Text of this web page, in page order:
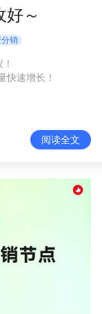
～
销
快速增长！
阅读全文